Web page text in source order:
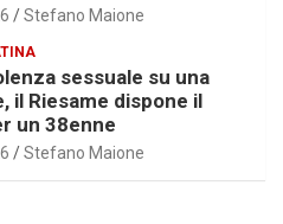
Stefano Maione
sessuale su una
il Riesame dispone il
un 38enne
Stefano Maione